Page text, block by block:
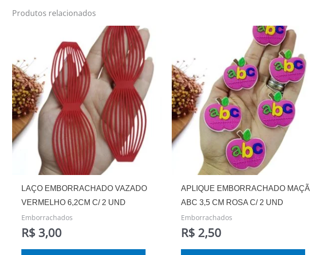
Produtos relacionados
LAÇO EMBORRACHADO VAZADO
VERMELHO 6,2CM C/ 2 UND
Emborrachados
R$ 3,00
APLIQUE EMBORRACHADO MAÇÃ
ABC 3,5 CM ROSA C/ 2 UND
Emborrachados
R$2,50